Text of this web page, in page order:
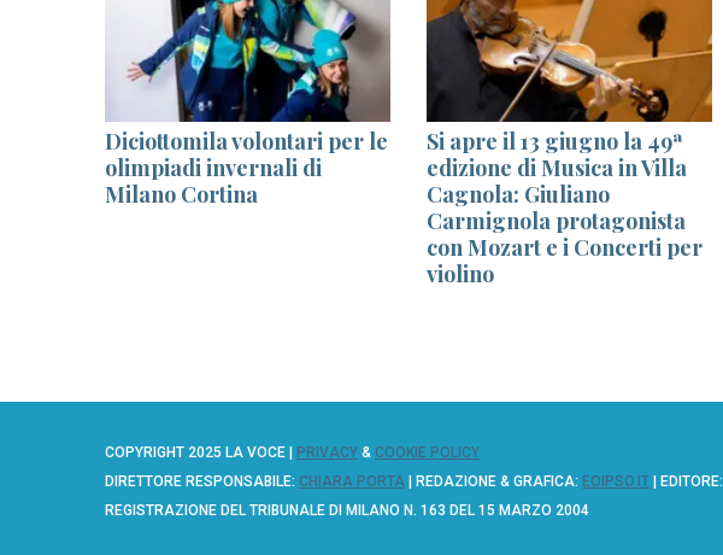
Diciottomila volontari per le
olimpiadi invernali di
Milano Cortina
Si apre il 13 giugno la 49ª
edizione di Musica in Villa
Cagnola: Giuliano
Carmignola protagonista
con Mozart e i Concerti per
violino
COPYRIGHT 2025 LA VOCE | PRIVACY & COOKIE POLICY
DIRETTORE RESPONSABILE: CHIARA PORTA | REDAZIONE & GRAFICA: EOIPSO.IT | EDITORE:
REGISTRAZIONE DEL TRIBUNALE DI MILANO N. 163 DEL 15 MARZO 2004